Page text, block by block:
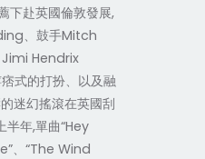
赴英國倫敦發展,
、鼓手Mitch
Hendrix
式的打扮、以及融
迷幻搖滾在英國刮
半年,單曲“Hey
、“The Wind